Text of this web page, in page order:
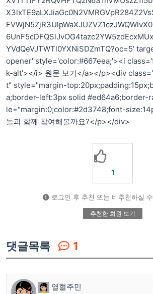
YVdQeVJTWTl0YXNiSDZmTQ?oc=5'
opener' style='color:#667eea;'><i
k-alt'></i> 원문 보기</a></p><div
t" style="margin-
a;border-left:3px solid #ed64a6;border-
le="margin:0;color:#2d3748;font-
들과 함께 참여해볼까요?</p></div>
1
로그인 후 추천 또는 비추천하실
추천한 회원 보기
댓글목록 1
열혈주민